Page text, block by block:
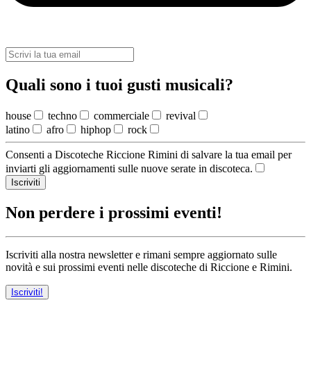
Quali sono i tuoi gusti musicali?
house techno commerciale
revival
latino
afro hiphop rock
Consenti a Discoteche Riccione Rimini di salvare la tua email per
inviarti gli aggiornamenti sulle nuove serate in discoteca.
Iscriviti
Non perdere i prossimi eventi!
Iscriviti alla nostra newsletter e rimani sempre aggiornato sulle
novità e sui prossimi eventi nelle discoteche di Riccione e Rimini.
Iscriviti!